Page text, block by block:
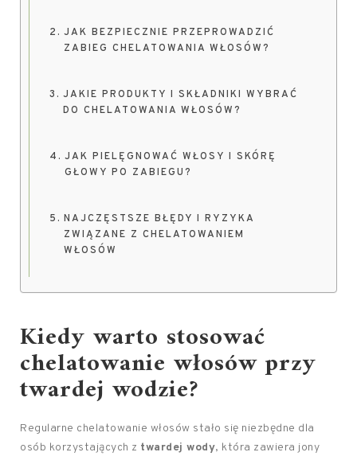
JAK BEZPIECZNIE PRZEPROWADZIĆ
ZABIEG CHELATOWANIA WŁOSÓW?
JAKIE PRODUKTY I SKŁADNIKI WYBRAĆ
DO CHELATOWANIA WŁOSÓW?
JAK PIELĘGNOWAĆ WŁOSY I SKÓRĘ
GŁOWY PO ZABIEGU?
NAJCZĘSTSZE BŁĘDY I RYZYKA
ZWIĄZANE Z CHELATOWANIEM
WŁOSÓW
Kiedy warto stosować
chelatowanie włosów przy
twardej wodzie?
Regularne chelatowanie włosów stało się niezbędne dla
osób korzystających z twardej wody, która zawiera jony